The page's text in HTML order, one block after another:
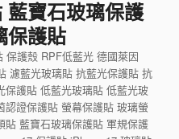
藍寶石玻璃保護
保護貼
護殼 RPF低藍光 德國萊因
濾藍光玻璃貼 抗藍光保護貼 抗
護貼 低藍光玻璃貼 低藍光玻
證保護貼 螢幕保護貼 玻璃螢
藍寶石玻璃保護貼 軍規保護